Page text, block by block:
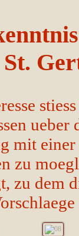
St.
mit
zu
zu dem